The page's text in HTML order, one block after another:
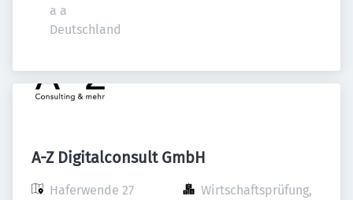
a a
Deutschland
A-Z Digitalconsult GmbH
Haferwende 27
Wirtschaftsprüfung,